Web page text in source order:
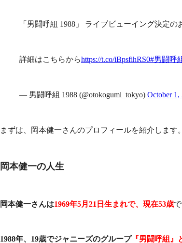
「男闘呼組 1988」 ライブビューイング決定の
詳細はこちらからhttps://t.co/iBpsfihRS0#男闘呼
— 男闘呼組 1988 (@otokogumi_tokyo) October 1,
まずは、岡本健一さんのプロフィールを紹介します。
岡本健一の人生
岡本健一さんは1969年5月21日生まれで、現在53歳で
1988年、19歳でジャニーズのグループ『男闘呼組』